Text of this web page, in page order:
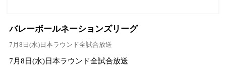
バレーボールネーションズリーグ
7月8日(水)日本ラウンド全試合放送
7月8日(水)日本ラウンド全試合放送